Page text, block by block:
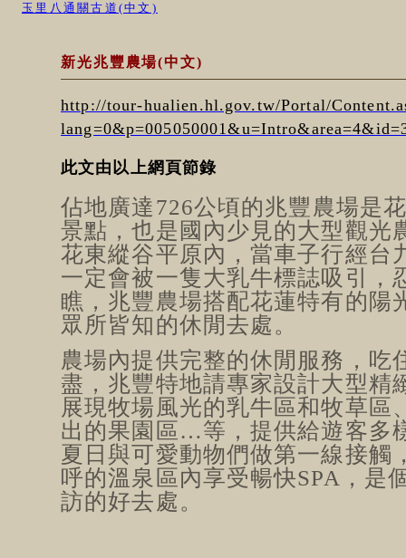
玉里八通關古道(中文)
新光兆豐農場(中文)
http://tour-hualien.hl.gov.tw/Portal/
此文由以上網頁節錄
佔地廣達726公頃的兆豐農場是
景點，也是國內少見的大型觀光
花東縱谷平原內，當車子行經台
一定會被一隻大乳牛標誌吸引，
瞧，兆豐農場搭配花蓮特有的陽
眾所皆知的休閒去處。
農場內提供完整的休閒服務，吃
盡，兆豐特地請專家設計大型精
展現牧場風光的乳牛區和牧草區
出的果園區…等，提供給遊客多
夏日與可愛動物們做第一線接觸
呼的溫泉區內享受暢快SPA，是
訪的好去處。